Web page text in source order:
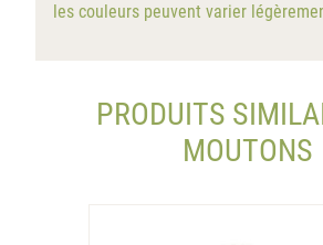
les couleurs peuvent varier
PRODUITS
MOUTONS